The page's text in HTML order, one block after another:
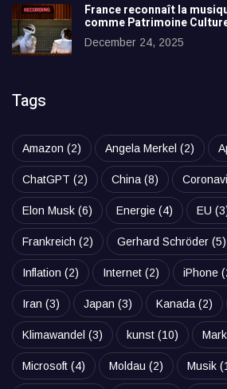
France reconnaît la
comme Patrimoine
December 24, 2025
Tags
Amazon (2) Angela Merkel (2)
ChatGPT (2) China (8)
Elon Musk (6) Energie (4) EU
Frankreich (2) Gerhard Schröder (5)
Inflation (2) Internet (2) iPhone
Iran (3) Japan (3) Kanada (2)
Klimawandel (3) kunst (10)
Microsoft (4) Moldau (2) Musik